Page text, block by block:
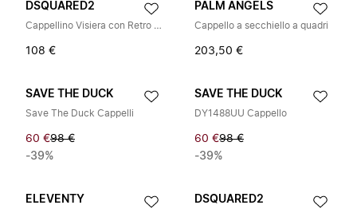
DSQUARED2
Cappellino Visiera con Retro in Mesh
108 €
PALM ANGELS
Cappello a secchiello a quadri
203,50 €
SAVE THE DUCK
Save The Duck Cappelli
60 €98 €
-39%
SAVE THE DUCK
DY1488UU Cappello
60 €98 €
-39%
ELEVENTY DSQUARED2